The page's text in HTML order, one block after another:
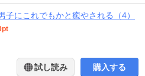
子にこれでもかと癒やされる（4）
試し読み 購入する